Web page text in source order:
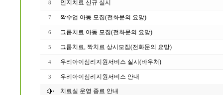
8 인지치료 신규 실시
7 짝수업 아동 모집(전화문의 요망)
6 그룹치료 아동 모집(전화문의 요망)
5 그룹치료, 짝치료 상시모집(전화문의 요망)
4 우리아이심리지원서비스 실시(바우처)
3 우리아이심리지원서비스 안내
치료실 운영 종료 안내